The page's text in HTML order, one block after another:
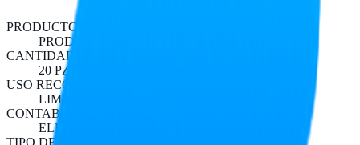
PRODUCTO
PRODUCTO DE LIMPIEZA
CANTIDAD Y MEDIDA
20 PZ
USO RECOMENDADO
LIMPIEZA DE POLVO
CONTABILIDAD
ELECTRONICA DE CONSUMO
TIPO DE PRESENTACION